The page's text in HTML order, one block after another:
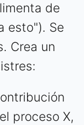
de
esto"). Se
Crea un
proceso X,